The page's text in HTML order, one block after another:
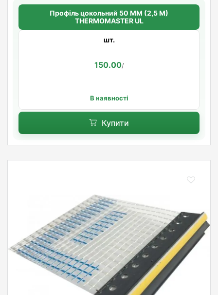
Профіль цокольний 50 ММ (2,5 М)
THERMOMASTER UL
шт.
150.00/
В наявності
Купити